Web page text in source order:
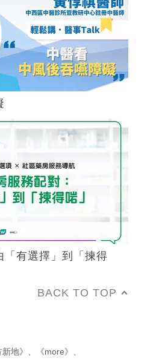
「有選擇」到「揀得
BACK TO TOP
新地》 、 《more》 、